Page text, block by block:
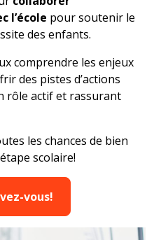
l’école pour soutenir le
des enfants.
comprendre les enjeux
des pistes d’actions
rôle actif et rassurant
les chances de bien
scolaire!
vous!